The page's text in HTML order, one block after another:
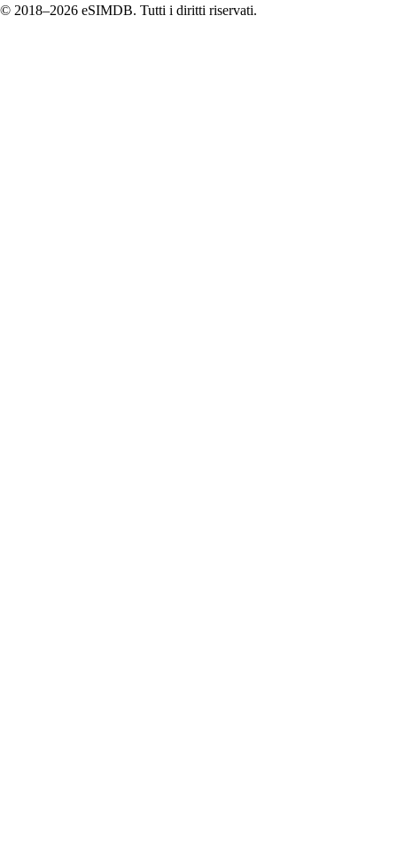
© 2018–2026 eSIMDB. Tutti i diritti riservati.